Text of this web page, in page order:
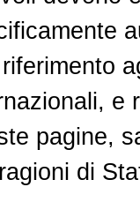
e
pagine,
di